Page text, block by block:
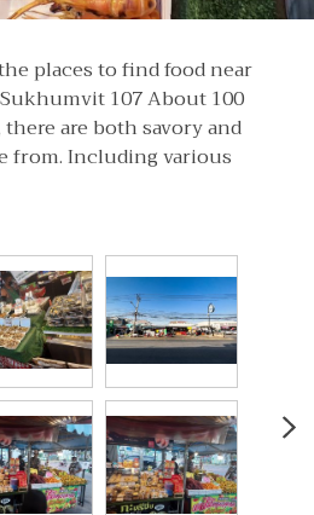
places to find food near
107 About 100
are both savory and
from. Including various